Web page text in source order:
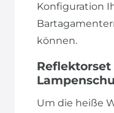
Konfiguration
können.
Reflektorset
Um die heiße